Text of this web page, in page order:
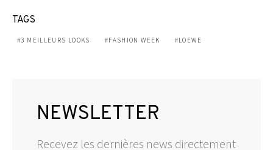
TAGS
3 MEILLEURS LOOKS FASHION WEEK LOEWE
NEWSLETTER
Recevez les dernières news directement